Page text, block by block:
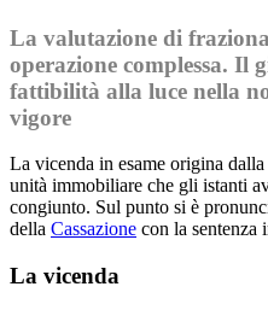
La valutazione di
operazione complessa. Il
fattibilità alla luce nella
vigore
La vicenda in esame origina
unità immobiliare che gli istanti
congiunto. Sul punto si è
della Cassazione con la sentenza
La vicenda